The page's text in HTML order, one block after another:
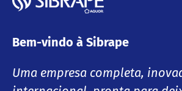
Bem-vindo à Sibrape
Uma empresa completa,